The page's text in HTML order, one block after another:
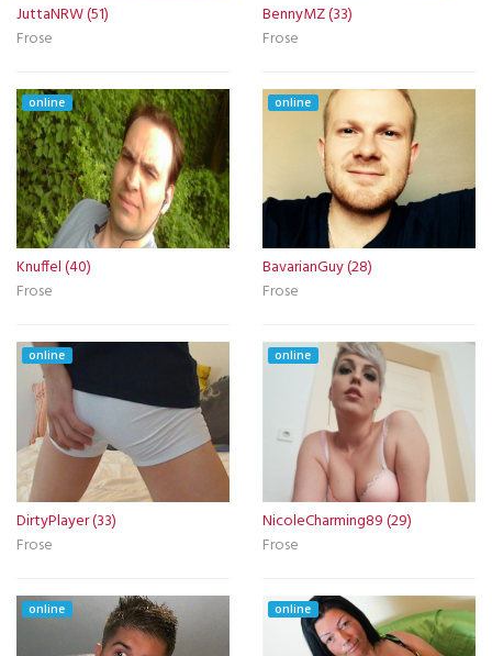
JuttaNRW (51)
Frose
BennyMZ (33)
Frose
online
Knuffel (40)
Frose
online
BavarianGuy (28)
Frose
online
DirtyPlayer (33)
Frose
online
NicoleCharming89 (29)
Frose
online online